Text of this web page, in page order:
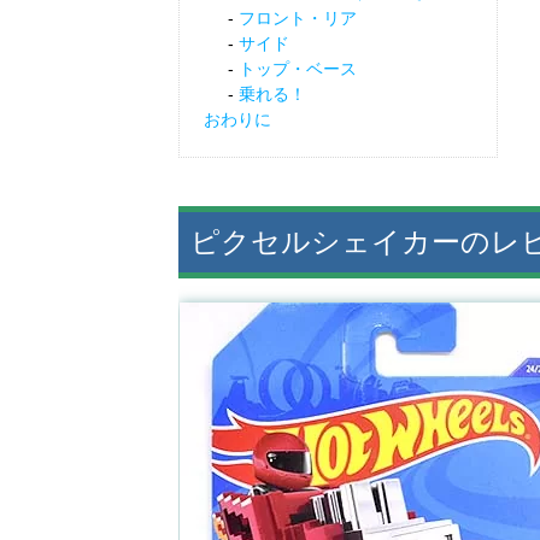
フロント・リア
サイド
トップ・ベース
乗れる！
おわりに
ピクセルシェイカーのレ